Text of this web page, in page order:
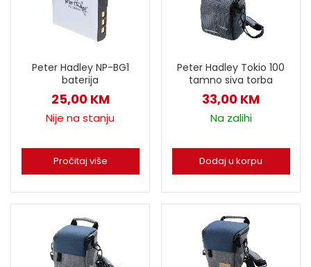
Peter Hadley NP-BG1
baterija
25,00 KM
Nije na stanju
Pročitaj više
Peter Hadley Tokio 100
tamno siva torba
33,00 KM
Na zalihi
Dodaj u korpu